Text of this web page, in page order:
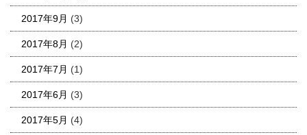
2017年9月 (3)
2017年8月 (2)
2017年7月 (1)
2017年6月 (3)
2017年5月 (4)